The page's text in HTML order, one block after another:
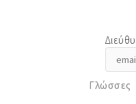
Γλώσσες